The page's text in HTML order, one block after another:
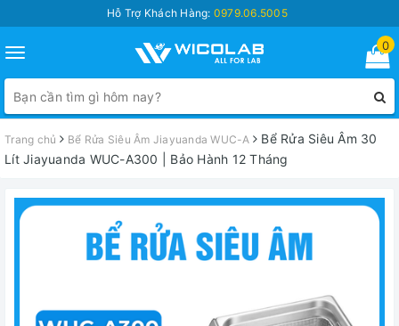
Hỗ Trợ Khách Hàng: 0979.06.5005
Toggle
navigation
0
Trang chủ Bể Rửa Siêu Âm Jiayuanda WUC-A
Bể Rửa Siêu Âm 30
Lít Jiayuanda WUC-A300 | Bảo Hành 12 Tháng